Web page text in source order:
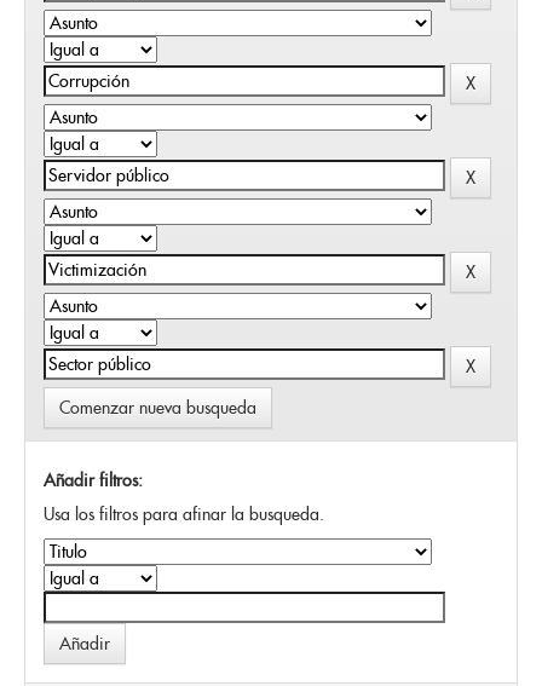
Comenzar nueva busqueda
Añadir filtros:
Usa los filtros para afinar la busqueda.